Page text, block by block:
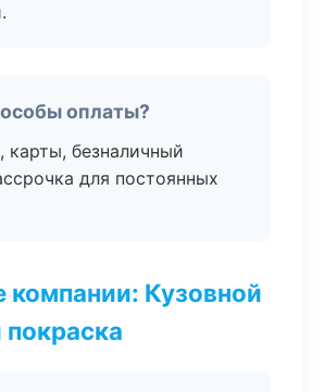
оплаты?
карты, безналичный
для постоянных
Кузовной